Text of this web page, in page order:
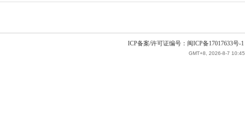
ICP备案/许可证编号：闽ICP备17017633号-1
GMT+8, 2026-8-7 10:45